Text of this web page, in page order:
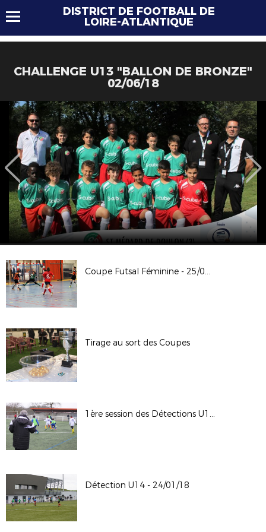
DISTRICT DE FOOTBALL DE
LOIRE-ATLANTIQUE
CHALLENGE U13 "BALLON DE BRONZE"
02/06/18
Coupe Futsal Féminine - 25/02/18
Tirage au sort des Coupes
1ère session des Détections U13 - 07/02/18
Détection U14 - 24/01/18